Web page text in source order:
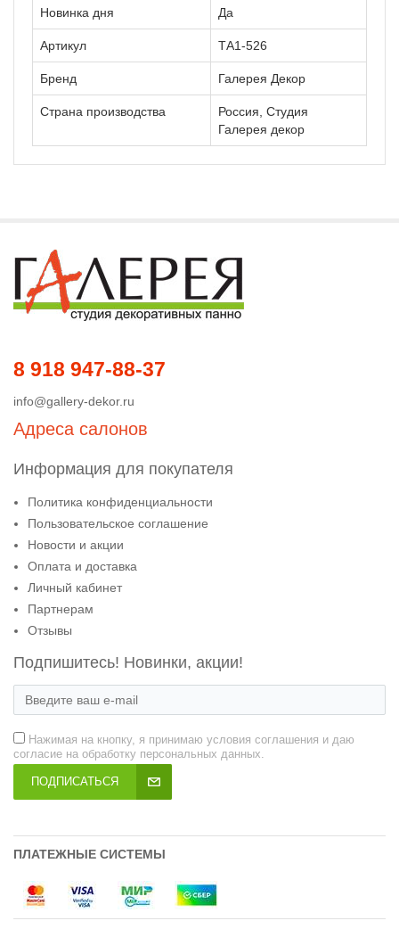
Новинка дня Да
Артикул ТА1-526
Бренд Галерея Декор
Страна производства
Россия, Студия
Галерея декор
8 918 947-88-37
info@gallery-dekor.ru
Адреса салонов
Информация для покупателя
Политика конфиденциальности
Пользовательское соглашение
Новости и акции
Оплата и доставка
Личный кабинет
Партнерам
Отзывы
Подпишитесь! Новинки, акции!
Нажимая на кнопку, я принимаю условия соглашения и даю
согласие на обработку персональных данных.
ПОДПИСАТЬСЯ
ПЛАТЕЖНЫЕ СИСТЕМЫ